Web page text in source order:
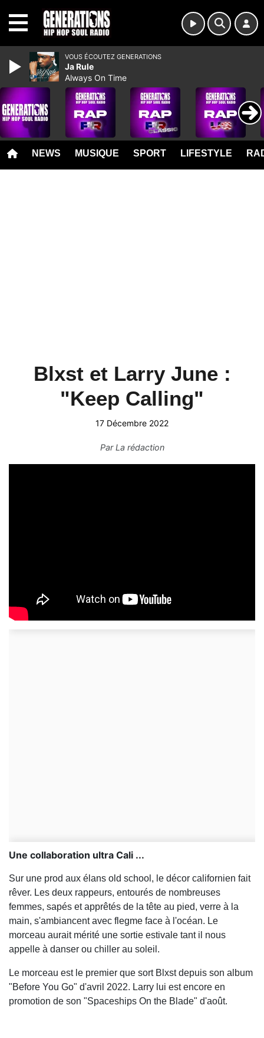
NEWS MUSIQUE SPORT LIFESTYLE
Blxst et Larry June :
"Keep Calling"
17 Décembre 2022
ParLa rédaction
Une collaboration ultra Cali ...
Sur une prod aux élans old school, le décor californien fait
rêver. Les deux rappeurs, entourés de nombreuses
femmes, sapés et apprêtés de la tête au pied, verre à la
main, s'ambiancent avec flegme face à l'océan. Le
morceau aurait mérité une sortie estivale tant il nous
appelle à danser ou chiller au soleil.
Le morceau est le premier que sort Blxst depuis son album
"Before You Go" d'avril 2022. Larry lui est encore en
promotion de son "Spaceships On the Blade" d'août.
VOUS ÉCOUTEZ GENERATIONS
Ja Rule
Always On Time